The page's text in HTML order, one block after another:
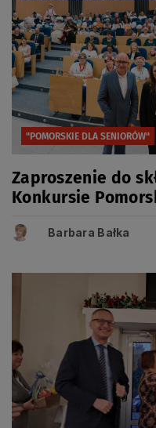
"POMORSKIE DLA SENIORÓW"
Zaproszenie do
Konkursie
Barbara Bałka